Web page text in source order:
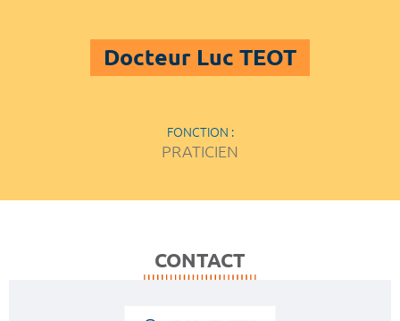
Docteur Luc TEOT
FONCTION :
PRATICIEN
CONTACT